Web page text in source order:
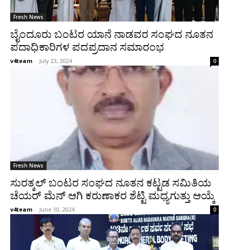
Fresh News
ಬೈಂದೂರು ಬಂಟರ ಯಾನೆ ನಾಡವರ ಸಂಘದ ನೂತನ
ಪದಾಧಿಕಾರಿಗಳ ಪದಪ್ರದಾನ ಸಮಾರಂಭ
v4team - July 23, 2024 0
Fresh News
ಸುರತ್ಕಲ್ ಬಂಟರ ಸಂಘದ ನೂತನ ಕಟ್ಟಡ ಸಮಿತಿಯ
ಚೆಯರ್ ಮೆನ್ ಆಗಿ ಕರುಣಾಕರ ಶೆಟ್ಟಿ ಮಧ್ಯಗುತ್ತು ಆಯ್ಕೆ
v4team - June 10, 2024 0